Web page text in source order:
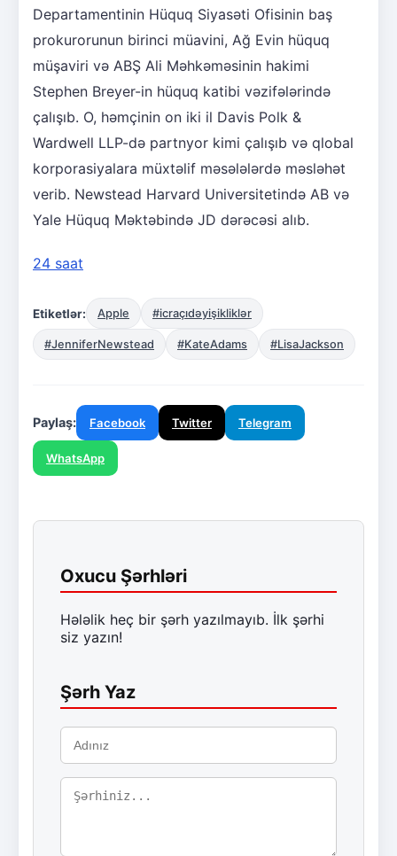
Departamentinin Hüquq Siyasəti Ofisinin baş
prokurorunun birinci müavini, Ağ Evin hüquq
müşaviri və ABŞ Ali Məhkəməsinin hakimi
Stephen Breyer-in hüquq katibi vəzifələrində
çalışıb. O, həmçinin on iki il Davis Polk &
Wardwell LLP-də partnyor kimi çalışıb və qlobal
korporasiyalara müxtəlif məsələlərdə məsləhət
verib. Newstead Harvard Universitetində AB və
Yale Hüquq Məktəbində JD dərəcəsi alıb.
24 saat
Etiketlər: Apple #icraçıdəyişikliklər
#JenniferNewstead #KateAdams #LisaJackson
Paylaş: Facebook Twitter Telegram
WhatsApp
Oxucu Şərhləri
Hələlik heç bir şərh yazılmayıb. İlk şərhi
siz yazın!
Şərh Yaz